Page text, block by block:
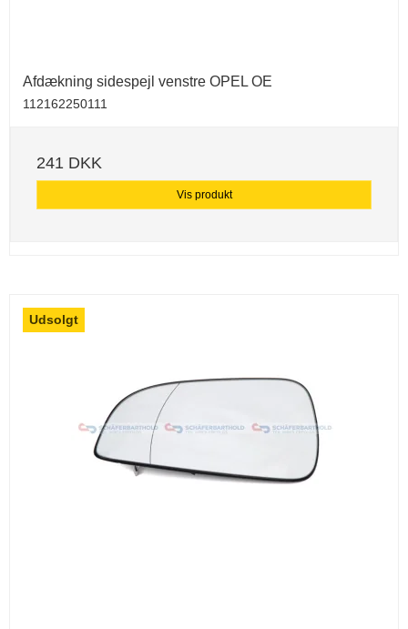
Afdækning sidespejl venstre OPEL OE
112162250111
241 DKK
Vis produkt
Udsolgt